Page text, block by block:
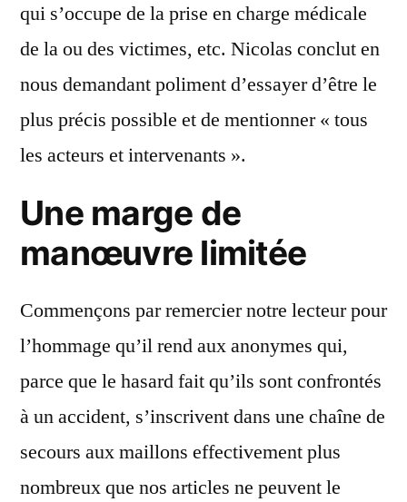
qui s’occupe de la prise en charge médicale
de la ou des victimes, etc. Nicolas conclut en
nous demandant poliment d’essayer d’être le
plus précis possible et de mentionner « tous
les acteurs et intervenants ».
Une marge de
manœuvre limitée
Commençons par remercier notre lecteur pour
l’hommage qu’il rend aux anonymes qui,
parce que le hasard fait qu’ils sont confrontés
à un accident, s’inscrivent dans une chaîne de
secours aux maillons effectivement plus
nombreux que nos articles ne peuvent le